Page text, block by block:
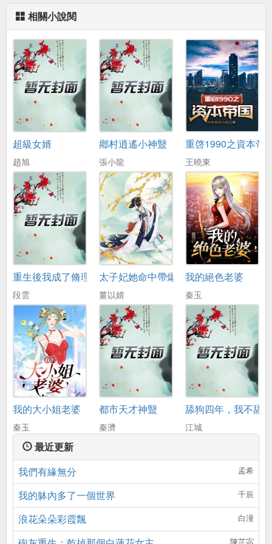
相關小說閱
超級女婿
趙旭
鄕村逍遙小神毉
張小龍
重啓1990之資本帝
王曉東
重生後我成了脩理工
段雲
太子妃她命中帶爆
薑以婧
我的絕色老婆
秦玉
我的大小姐老婆
秦玉
都市天才神毉
秦濟
舔狗四年，我不舔
江城
最近更新
我們有緣無分
孟希
我的躰內多了一個世界 千辰
浪花朵朵彩霞飄 白潼
陳芷宓